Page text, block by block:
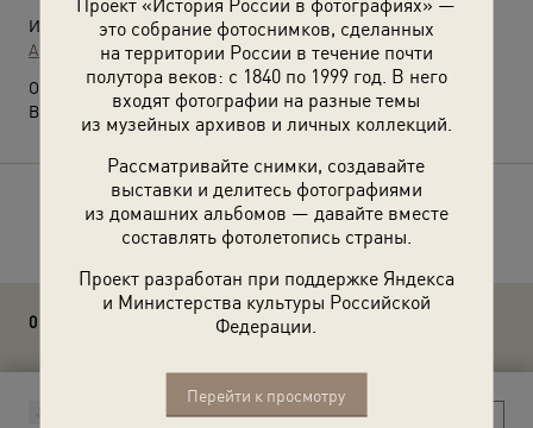
это собрание фотоснимков, сделанных
на территории России в течение почти
полутора веков: с 1840 по 1999 год. В него
входят фотографии на разные темы
из музейных архивов и личных коллекций.
Рассматривайте снимки, создавайте
выставки и делитесь фотографиями
из домашних альбомов — давайте вместе
составлять фотолетопись страны.
Проект разработан при поддержке Яндекса
и Министерства культуры Российской
Федерации.
Перейти к просмотру
Источники:
Архив Вадима Качана
О фотографии:
Выставка
«В солнцезащитных очках»с этой фотографией.
Расскажите друзьям об этом фото
0 комментариев